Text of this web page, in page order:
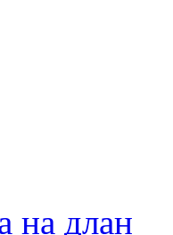
на длан